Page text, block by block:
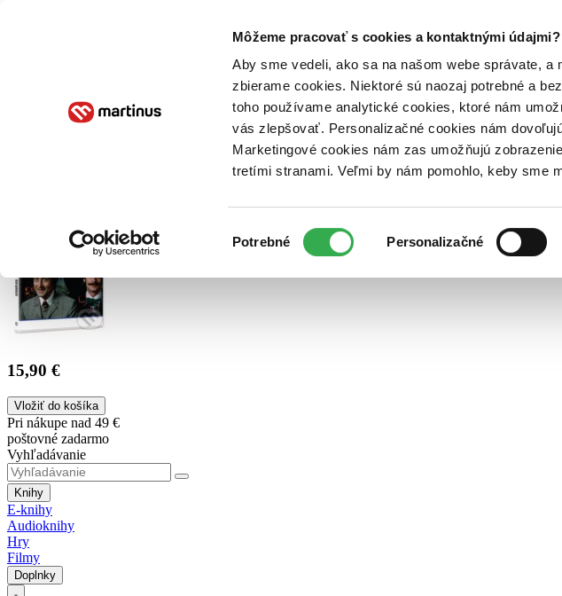
Môžeme pracovať s cookies a kontaktnými údajmi?
Aby sme vedeli, ako sa na našom webe správate,
zbierame cookies. Niektoré sú naozaj potrebné a
toho používame analytické cookies, ktoré nám
vás zlepšovať. Personalizačné cookies nám
Marketingové cookies nám zas umožňujú
tretími stranami. Veľmi by nám pomohlo, keby sme
súhlasu
Potrebné Personalizačné
Poukážky Kontakt
15,90 €
Vložiť do košíka
Pri nákupe nad 49 €
poštovné zadarmo
Vyhľadávanie
Knihy
E-knihy
Audioknihy
Hry
Filmy
Doplnky